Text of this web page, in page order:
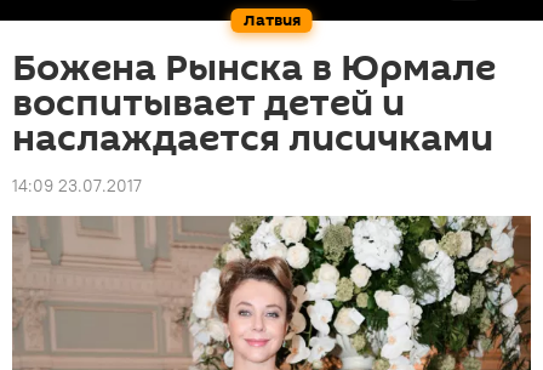
Латвия
Божена Рынска в Юрмале
воспитывает детей и
наслаждается лисичками
14:09 23.07.2017